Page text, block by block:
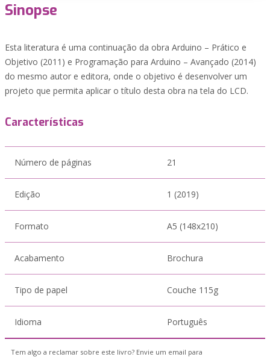
Sinopse
Esta literatura é uma continuação da obra Arduino – Prático e
Objetivo (2011) e Programação para Arduino – Avançado (2014)
do mesmo autor e editora, onde o objetivo é desenvolver um
projeto que permita aplicar o título desta obra na tela do LCD.
Características
Número de páginas 21
Edição 1 (2019)
Formato A5 (148x210)
Acabamento Brochura
Tipo de papel Couche 115g
Idioma Português
Tem algo a reclamar sobre este livro? Envie um email para